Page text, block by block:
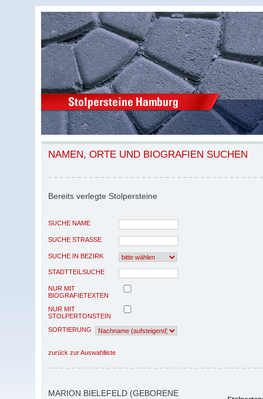
NAMEN, ORTE UND BIOGRAFIEN SUCHEN
Bereits verlegte Stolpersteine
SUCHE NAME
SUCHE STRASSE
SUCHE IN BEZIRK
STADTTEILSUCHE
NUR MIT
BIOGRAFIETEXTEN
NUR MIT
STOLPERTONSTEIN
SORTIERUNG
zurück zur Auswahlliste
MARION BIELEFELD (GEBORENE